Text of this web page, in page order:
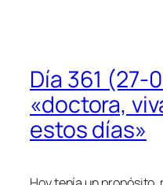
Día 361 (27-
«doctora,
estos días»